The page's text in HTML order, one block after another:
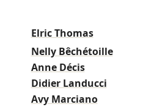
Elric Thomas
Nelly Bêchétoille
Anne Décis
Didier Landucci
Avy Marciano